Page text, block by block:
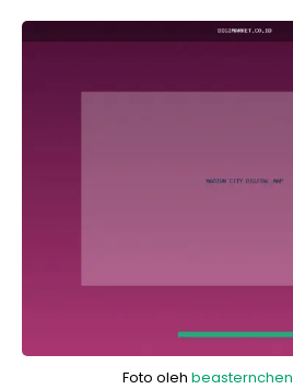
Foto oleh beasternchen